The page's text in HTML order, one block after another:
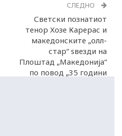
СЛЕДНО
Светски познатиот
тенор Хозе Карерас и
македонските „олл-
стар“ ѕвезди на
Плоштад „Македонија“
по повод „35 години